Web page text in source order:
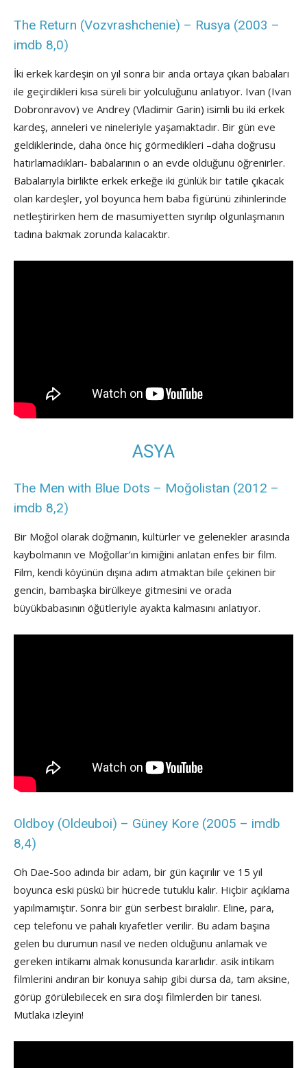
The Return (Vozvrashchenie) – Rusya (2003 –
imdb 8,0)
İki erkek kardeşin on yıl sonra bir anda ortaya çıkan babaları
ile geçirdikleri kısa süreli bir yolculuğunu anlatıyor. Ivan (Ivan
Dobronravov) ve Andrey (Vladimir Garin) isimli bu iki erkek
kardeş, anneleri ve nineleriyle yaşamaktadır. Bir gün eve
geldiklerinde, daha önce hiç görmedikleri –daha doğrusu
hatırlamadıkları- babalarının o an evde olduğunu öğrenirler.
Babalarıyla birlikte erkek erkeğe iki günlük bir tatile çıkacak
olan kardeşler, yol boyunca hem baba figürünü zihinlerinde
netleştirirken hem de masumiyetten sıyrılıp olgunlaşmanın
tadına bakmak zorunda kalacaktır.
ASYA
The Men with Blue Dots – Moğolistan (2012 –
imdb 8,2)
Bir Moğol olarak doğmanın, kültürler ve gelenekler arasında
kaybolmanın ve Moğollar’ın kimiğini anlatan enfes bir film.
Film, kendi köyünün dışına adım atmaktan bile çekinen bir
gencin, bambaşka birülkeye gitmesini ve orada
büyükbabasının öğütleriyle ayakta kalmasını anlatıyor.
Oldboy (Oldeuboi) – Güney Kore (2005 – imdb
8,4)
Oh Dae-Soo adında bir adam, bir gün kaçırılır ve 15 yıl
boyunca eski püskü bir hücrede tutuklu kalır. Hiçbir açıklama
yapılmamıştır. Sonra bir gün serbest bırakılır. Eline, para,
cep telefonu ve pahalı kıyafetler verilir. Bu adam başına
gelen bu durumun nasıl ve neden olduğunu anlamak ve
gereken intikamı almak konusunda kararlıdır. asik intikam
filmlerini andıran bir konuya sahip gibi dursa da, tam aksine,
görüp görülebilecek en sıra doşı filmlerden bir tanesi.
Mutlaka izleyin!